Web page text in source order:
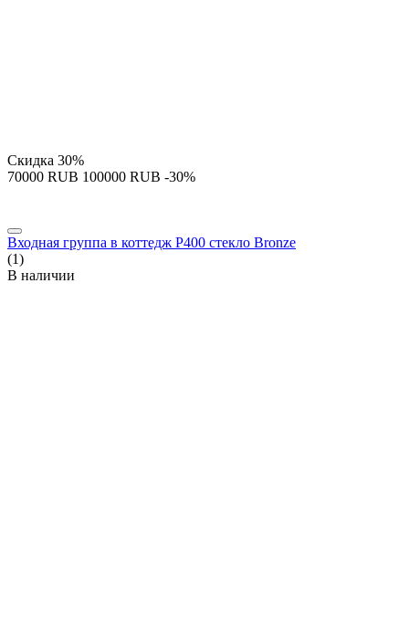
Скидка 30%
‍70000‍ RUB ‍100000‍ RUB -30%
Входная группа в коттедж P400 стекло Bronze
(1)
В наличии